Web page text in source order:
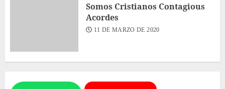
Somos Cristianos Contagious
Acordes
11 DE MARZO DE 2020